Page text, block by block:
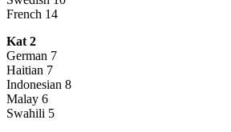
French 14
Kat 2
German 7
Haitian 7
Indonesian 8
Malay 6
Swahili 5